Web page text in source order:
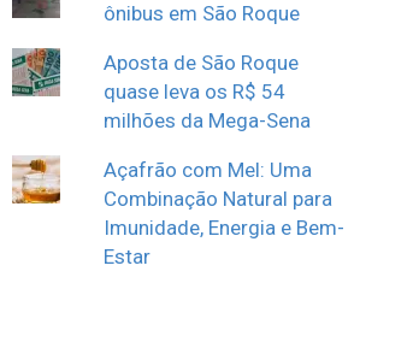
ônibus em São Roque
Aposta de São Roque
quase leva os R$ 54
milhões da Mega-Sena
Açafrão com Mel: Uma
Combinação Natural para
Imunidade, Energia e Bem-
Estar